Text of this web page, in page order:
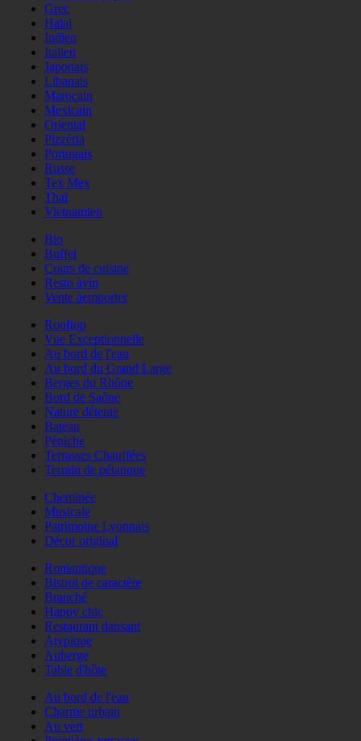
Grec
Halal
Indien
Italien
Japonais
Libanais
Marocain
Mexicain
Oriental
Pizzéria
Portugais
Russe
Tex Mex
Thaï
Vietnamien
Bio
Buffet
Cours de cuisine
Resto àvin
Vente àemporter
Rooftop
Vue Exceptionnelle
Au bord de l'eau
Au bord du Grand Large
Berges du Rhône
Bord de Saône
Nature détente
Bateau
Péniche
Terrasses Chauffées
Terrain de pétanque
Cheminée
Musicale
Patrimoine Lyonnais
Décor original
Romantique
Bistrot de caractère
Branché
Happy chic
Restaurant dansant
Atypique
Auberge
Table d'hôte
Au bord de l'eau
Charme urbain
Au vert